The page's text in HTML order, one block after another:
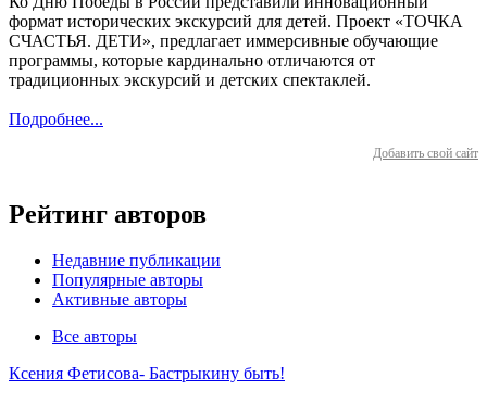
формат исторических экскурсий для детей. Проект «ТОЧКА
СЧАСТЬЯ. ДЕТИ», предлагает иммерсивные обучающие
программы, которые кардинально отличаются от
традиционных экскурсий и детских спектаклей.
Подробнее...
Добавить свой сайт
Рейтинг авторов
Недавние публикации
Популярные авторы
Активные авторы
Все авторы
Ксения Фетисова- Бастрыкину быть!